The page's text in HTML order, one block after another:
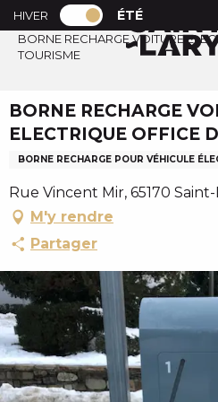
A
l
l
r
a
u
c
o
n
t
e
n
u
p
r
i
n
PAGE D’ACCUEIL
HIVER PAGE
ÉTÉ
Accueil été
BORNE RECHARGE VOITURE
TOURISME
BORNE RECHARGE
ELECTRIQUE OFFICE
BORNE RECHARGE POUR VÉHICULE
Rue Vincent Mir, 65170
M'y rendre
Partager